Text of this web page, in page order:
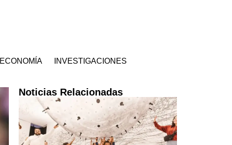
ECONOMÍA INVESTIGACIONES
Noticias Relacionadas